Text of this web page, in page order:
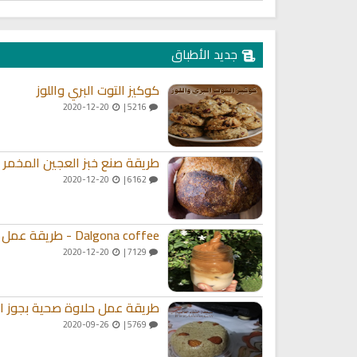
جديد الأطباق
كوكيز التوت البري واللوز
طريقة صنع خبز العجين المخمر
Dalgona coffee - طريقة عمل قهوة دالغونا
طريقة عمل حلاوة صحية بجوز
كتاب تربية الاولاد في الاسلام
السيرة النبوية للأطفال